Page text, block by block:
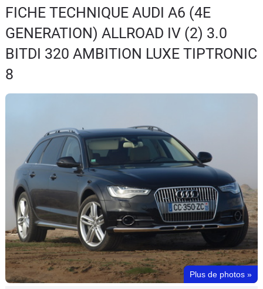
Essais
Guide
d'achat
Electriques
Flottes
Auto
Services
Forum
Moto
FICHE TECHNIQUE AUDI A6 (4E
GENERATION) ALLROAD IV (2) 3.0
BITDI 320 AMBITION LUXE TIPTRONIC
8
Plus de photos »